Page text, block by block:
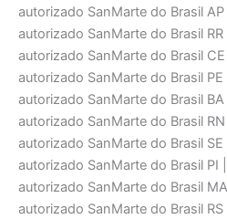
autorizado SanMarte do Brasil
autorizado SanMarte do Brasil
autorizado SanMarte do Brasil
autorizado SanMarte do Brasil
autorizado SanMarte do Brasil
autorizado SanMarte do Brasil
autorizado SanMarte do Brasil
autorizado SanMarte do Brasil PI
autorizado SanMarte do Brasil
autorizado SanMarte do Brasil